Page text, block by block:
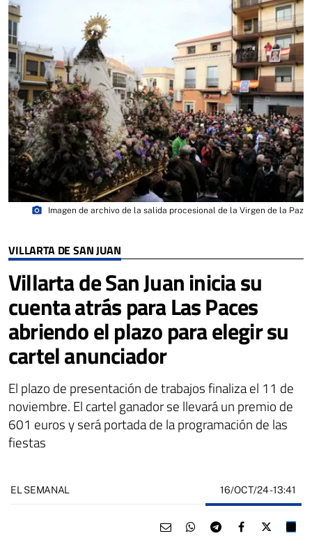
VILLARTA DE SAN JUAN
Villarta de San Juan inicia su
cuenta atrás para Las Paces
abriendo el plazo para elegir su
cartel anunciador
El plazo de presentación de trabajos finaliza el 11 de
noviembre. El cartel ganador se llevará un premio de
601 euros y será portada de la programación de las
fiestas
photo_camera Imagen de archivo de la salida procesional de la Virgen de la Paz
EL SEMANAL 16/OCT/24- 13:41